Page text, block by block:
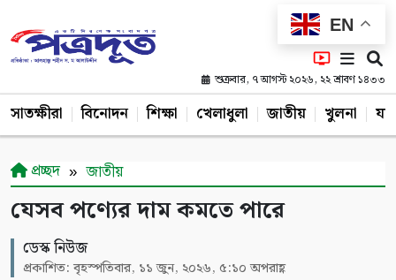
EN
শুক্রবার, ৭ আগস্ট ২০২৬, ২২ শ্রাবণ ১৪৩৩
সাতক্ষীরা বিনোদন শিক্ষা খেলাধুলা জাতীয় খুলনা
প্রচ্ছদ জাতীয়
যেসব পণ্যের দাম কমতে পারে
ডেস্ক নিউজ
প্রকাশিত: বৃহস্পতিবার, ১১ জুন, ২০২৬, ৫:১০ অপরাহ্ণ